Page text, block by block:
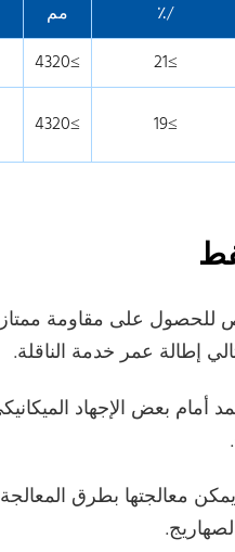
/٪
مم
≥21
≥4320
≥19
≥4320
الألمنيوم 5754 بشكل خاص للحصول على مقاومة
إطالة عمر خدمة الناقلة.
أمام بعض الإجهاد
معالجتها بطرق